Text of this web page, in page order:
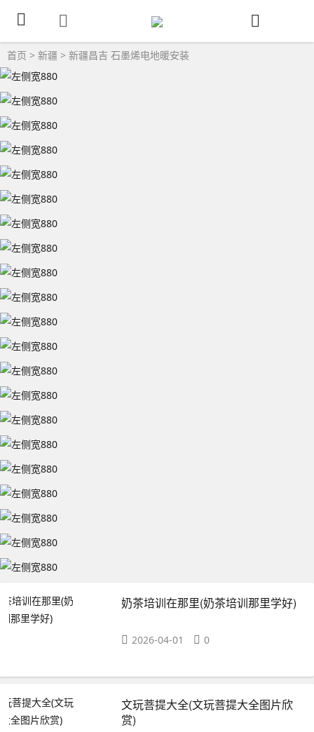
首页 > 新疆 > 新疆昌吉 石墨烯电地暖安装
奶茶培训在那里(奶茶培训那里学好)
2026-04-01 0
文玩菩提大全(文玩菩提大全图片欣
赏)